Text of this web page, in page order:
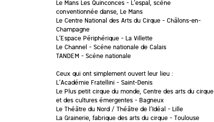
Le Mans Les Quinconces – L’espal, scène
conventionnée danse, Le Mans
Le Centre National des Arts du Cirque – Châlons-en-
Champagne
L’Espace Périphérique – La Villette
Le Channel – Scène nationale de Calais
TANDEM – Scène nationale
Ceux qui ont simplement ouvert leur lieu :
L’Académie Fratellini – Saint-Denis
Le Plus petit cirque du monde, Centre des arts du cirque
et des cultures émergentes – Bagneux
Le Théâtre du Nord / Théâtre de l’Idéal – Lille
La Grainerie, fabrique des arts du cirque – Toulouse